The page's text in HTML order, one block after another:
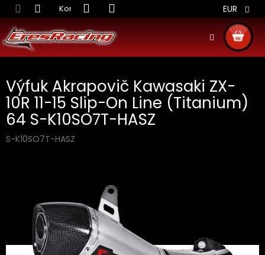
Prejsť
na
obsah
Kontakt Obchodné podmienky Doprava
EUR
KOŠÍK
Výfuk Akrapovič Kawasaki ZX-
10R 11-15 Slip-On Line (Titanium)
64 S-K10SO7T-HASZ
S-K10SO7T-HASZ